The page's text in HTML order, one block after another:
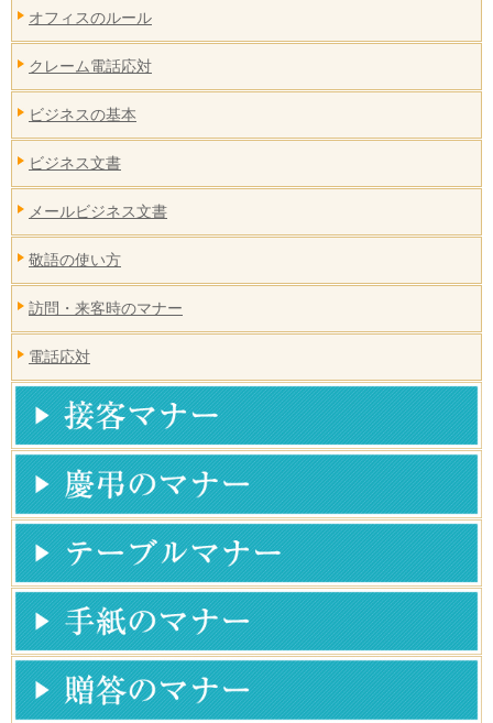
オフィスのルール
クレーム電話応対
ビジネスの基本
ビジネス文書
メールビジネス文書
敬語の使い方
訪問・来客時のマナー
電話応対